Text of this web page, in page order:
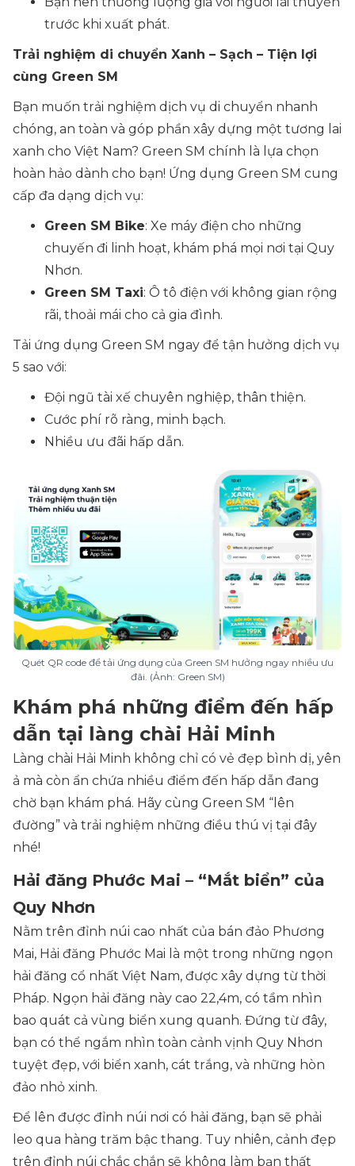
trước khi xuất phát.
Trải nghiệm di chuyển Xanh – Sạch – Tiện lợi
cùng Green SM
Bạn muốn trải nghiệm dịch vụ di chuyển nhanh
chóng, an toàn và góp phần xây dựng một tương lai
xanh cho Việt Nam? Green SM chính là lựa chọn
hoàn hảo dành cho bạn! Ứng dụng Green SM cung
cấp đa dạng dịch vụ:
Green SM Bike: Xe máy điện cho những
chuyến đi linh hoạt, khám phá mọi nơi tại Quy
Nhơn.
Green SM Taxi: Ô tô điện với không gian rộng
rãi, thoải mái cho cả gia đình.
Tải ứng dụng Green SM ngay để tận hưởng dịch vụ
5 sao với:
Đội ngũ tài xế chuyên nghiệp, thân thiện.
Cước phí rõ ràng, minh bạch.
Nhiều ưu đãi hấp dẫn.
Quét QR code để tải ứng dụng của Green SM hưởng ngay nhiều ưu
đãi. (Ảnh: Green SM)
Khám phá những điểm đến hấp
dẫn tại làng chài Hải Minh
Làng chài Hải Minh không chỉ có vẻ đẹp bình dị, yên
ả mà còn ẩn chứa nhiều điểm đến hấp dẫn đang
chờ bạn khám phá. Hãy cùng Green SM “lên
đường” và trải nghiệm những điều thú vị tại đây
nhé!
Hải đăng Phước Mai – “Mắt biển” của
Quy Nhơn
Nằm trên đỉnh núi cao nhất của bán đảo Phương
Mai, Hải đăng Phước Mai là một trong những ngọn
hải đăng cổ nhất Việt Nam, được xây dựng từ thời
Pháp. Ngọn hải đăng này cao 22,4m, có tầm nhìn
bao quát cả vùng biển xung quanh. Đứng từ đây,
bạn có thể ngắm nhìn toàn cảnh vịnh Quy Nhơn
tuyệt đẹp, với biển xanh, cát trắng, và những hòn
đảo nhỏ xinh.
Để lên được đỉnh núi nơi có hải đăng, bạn sẽ phải
leo qua hàng trăm bậc thang. Tuy nhiên, cảnh đẹp
trên đỉnh núi chắc chắn sẽ không làm bạn thất